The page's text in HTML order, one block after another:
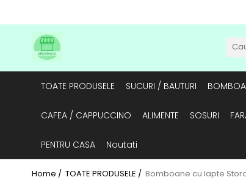
TOATE PRODUSELE SUCURI / BAUTURI
CAFEA / CAPPUCCINO ALIMENTE SOSURI
PENTRU CASA Noutati
Home / TOATE PRODUSELE / Bomboane cu lapte